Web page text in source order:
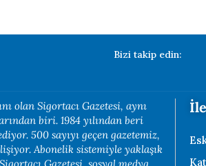
Bizi takip edin:
olan Sigortacı Gazetesi, aynı
biri. 1984 yılından beri
500 sayıyı geçen gazetemiz,
Abonelik sistemiyle yaklaşık
Gazetesi, sosyal medya